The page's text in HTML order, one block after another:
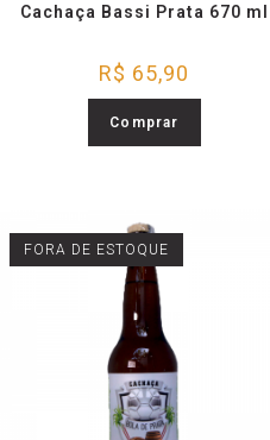
Cachaça Bassi Prata 670 ml
R$ 65,90
Comprar
FORA DE ESTOQUE